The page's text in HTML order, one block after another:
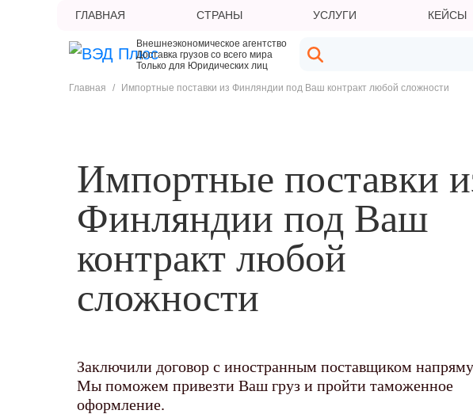
ГЛАВНАЯ СТРАНЫ УСЛУГИ КЕЙСЫ
Внешнеэкономическое агентство
Доставка грузов со всего мира
Только для Юридических лиц
Главная / Импортные поставки из Финляндии под Ваш контракт любой сложности
Импортные поставки
Финляндии под Ваш
контракт любой
сложности
Заключили договор с иностранным поставщиком
Мы поможем привезти Ваш груз и пройти таможенное
оформление.